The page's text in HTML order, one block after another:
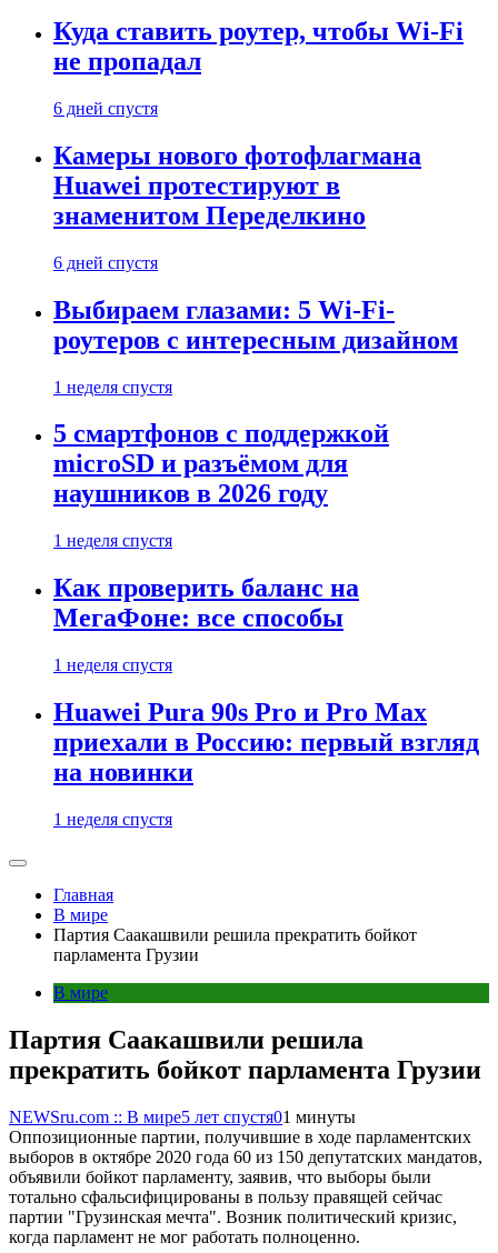
Куда ставить роутер, чтобы Wi-Fi
не пропадал
6 дней спустя
Камеры нового фотофлагмана
Huawei протестируют в
знаменитом Переделкино
6 дней спустя
Выбираем глазами: 5 Wi-Fi-
роутеров с интересным дизайном
1 неделя спустя
5 смартфонов с поддержкой
microSD и разъёмом для
наушников в 2026 году
1 неделя спустя
Как проверить баланс на
МегаФоне: все способы
1 неделя спустя
Huawei Pura 90s Pro и Pro Max
приехали в Россию: первый взгляд
на новинки
1 неделя спустя
Главная
В мире
Партия Саакашвили решила прекратить бойкот
парламента Грузии
В мире
Партия Саакашвили решила
прекратить бойкот парламента Грузии
NEWSru.com :: В мире5 лет спустя01 минуты
Оппозиционные партии, получившие в ходе парламентских
выборов в октябре 2020 года 60 из 150 депутатских мандатов,
объявили бойкот парламенту, заявив, что выборы были
тотально сфальсифицированы в пользу правящей сейчас
партии "Грузинская мечта". Возник политический кризис,
когда парламент не мог работать полноценно.